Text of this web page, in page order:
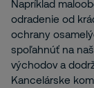
Napríklad
odradenie od
ochrany
spoľahnúť na
východov a
Kancelárske